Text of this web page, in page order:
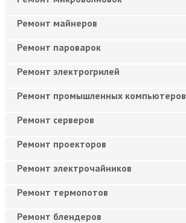
Ремонт майнеров
Ремонт пароварок
Ремонт электрогрилей
Ремонт промышленных компьютеров
Ремонт серверов
Ремонт проекторов
Ремонт электрочайников
Ремонт термопотов
Ремонт блендеров